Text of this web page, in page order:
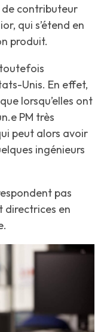
de contributeur
qui s’étend en
produit.
Unis. En effet,
lorsqu’elles ont
PM très
peut alors avoir
ingénieurs
pas
directrices en